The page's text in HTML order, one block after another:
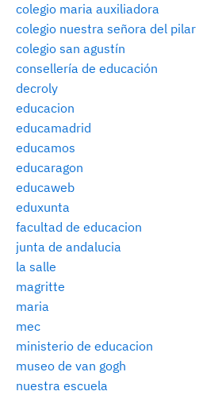
colegio maria auxiliadora
colegio nuestra señora del pilar
colegio san agustín
consellería de educación
decroly
educacion
educamadrid
educamos
educaragon
educaweb
eduxunta
facultad de educacion
junta de andalucia
la salle
magritte
maria
mec
ministerio de educacion
museo de van gogh
nuestra escuela